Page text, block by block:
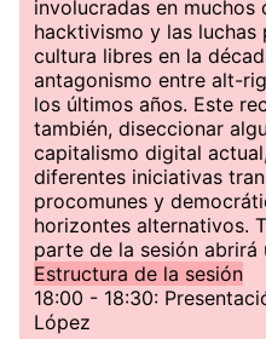
involucradas en
hacktivismo y las
cultura libres en la
antagonismo entre alt-
los últimos años. Este
también, diseccionar
capitalismo digital
diferentes iniciativas
procomunes y
horizontes alternativos.
parte de la sesión
Estructura de la sesión
18:00 - 18:30:
López